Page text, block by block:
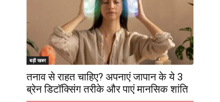
बड़ी खबर
तनाव से राहत चाहिए? अपनाएं जापान के ये 3
ब्रेन डिटॉक्सिंग तरीके और पाएं मानसिक शांति